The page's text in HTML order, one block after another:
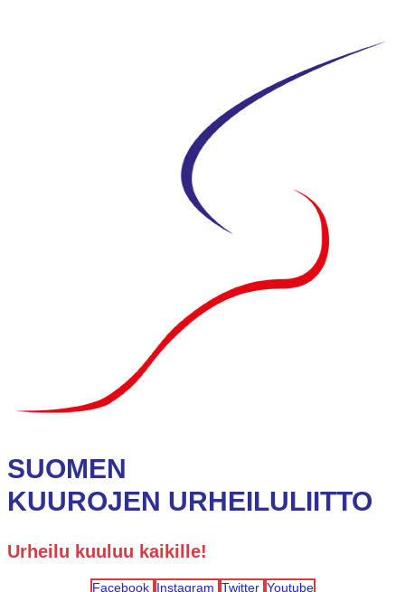
SUOMEN
KUUROJEN URHEILULIITTO
Urheilu kuuluu kaikille!
Facebook Instagram Twitter Youtube